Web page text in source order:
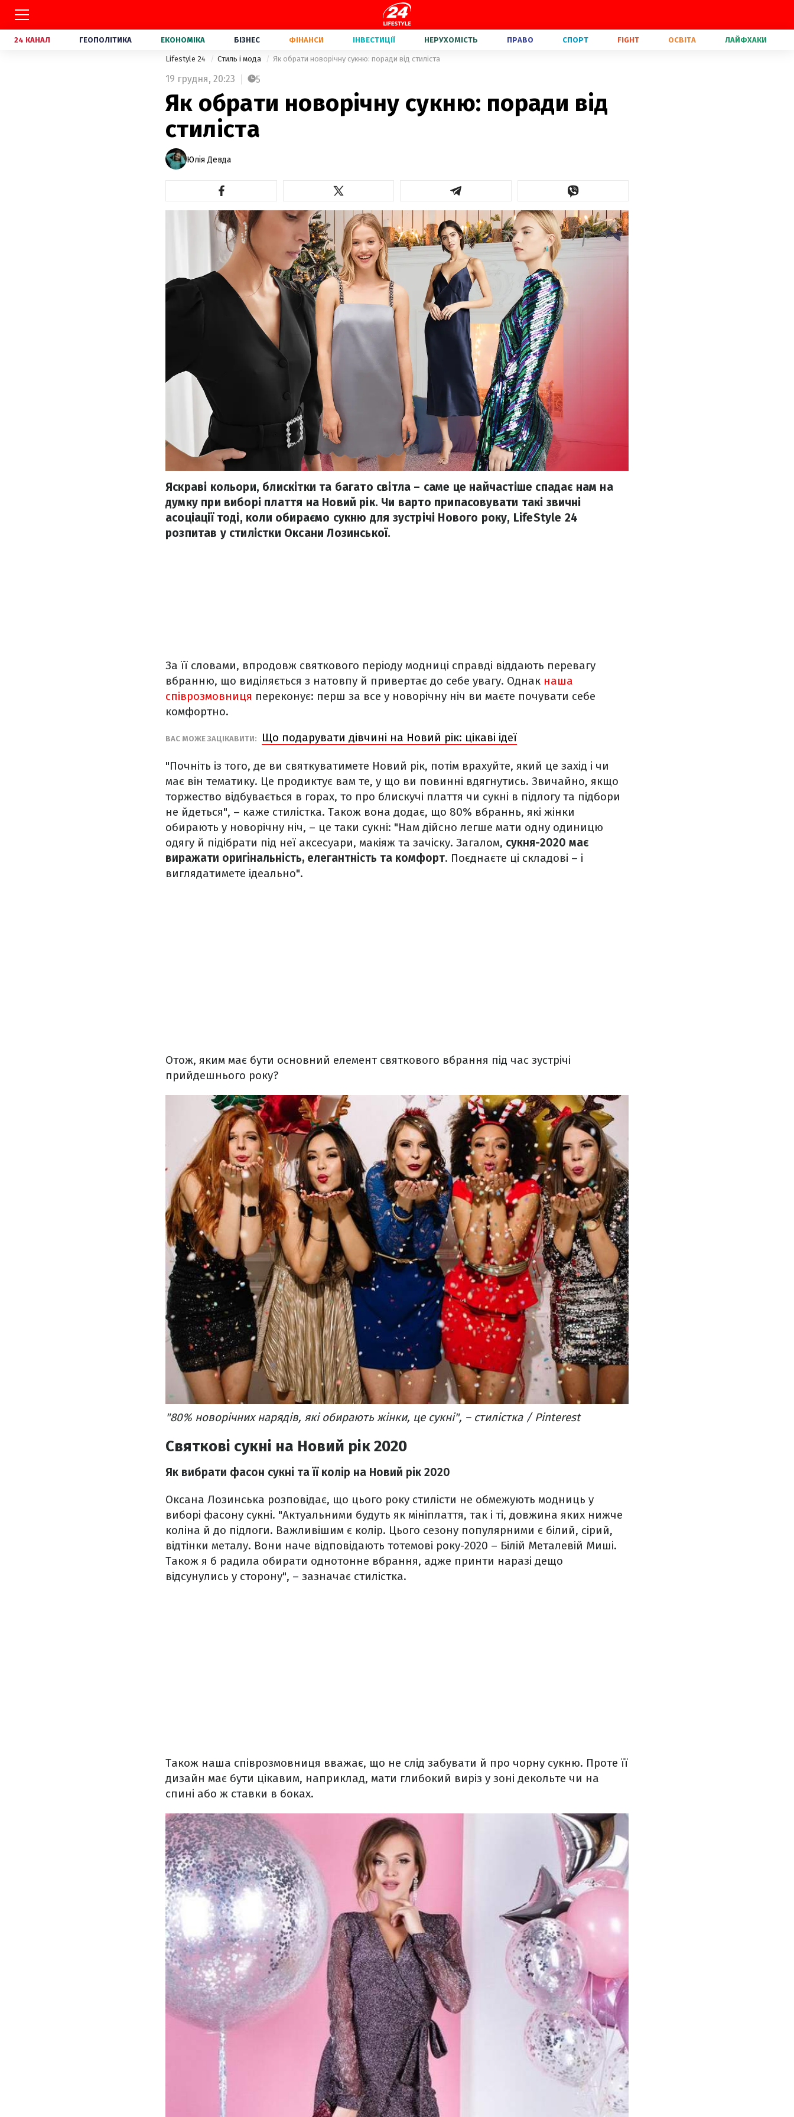
24 КАНАЛ ГЕОПОЛІТИКА ЕКОНОМІКА БІЗНЕС ФІНАНСИ ІНВЕСТИЦІЇ НЕРУХОМІСТЬ ПРАВО СПОРТ FIGHT ОСВІТА ЛАЙФХАКИ
Lifestyle 24 Стиль і мода Як обрати новорічну сукню: поради від стиліста
19 грудня, 20:23 5
Як обрати новорічну сукню: поради від
стиліста
Юлія Девда
Яскраві кольори, блискітки та багато світла – саме це найчастіше спадає нам на
думку при виборі плаття на Новий рік. Чи варто припасовувати такі звичні
асоціації тоді, коли обираємо сукню для зустрічі Нового року, LifeStyle 24
розпитав у стилістки Оксани Лозинської.
За її словами, впродовж святкового періоду модниці справді віддають перевагу
вбранню, що виділяється з натовпу й привертає до себе увагу. Однак наша
співрозмовниця переконує: перш за все у новорічну ніч ви маєте почувати себе
комфортно.
ВАС МОЖЕ ЗАЦІКАВИТИ: Що подарувати дівчині на Новий рік: цікаві ідеї
"Почніть із того, де ви святкуватимете Новий рік, потім врахуйте, який це захід і чи
має він тематику. Це продиктує вам те, у що ви повинні вдягнутись. Звичайно, якщо
торжество відбувається в горах, то про блискучі плаття чи сукні в підлогу та підбори
не йдеться", – каже стилістка. Також вона додає, що 80% вбраннь, які жінки
обирають у новорічну ніч, – це таки сукні: "Нам дійсно легше мати одну одиницю
одягу й підібрати під неї аксесуари, макіяж та зачіску. Загалом, сукня-2020 має
виражати оригінальність, елегантність та комфорт. Поєднаєте ці складові – і
виглядатимете ідеально".
Отож, яким має бути основний елемент святкового вбрання під час зустрічі
прийдешнього року?
"80% новорічних нарядів, які обирають жінки, це сукні", – стилістка / Pinterest
Святкові сукні на Новий рік 2020
Як вибрати фасон сукні та її колір на Новий рік 2020
Оксана Лозинська розповідає, що цього року стилісти не обмежують модниць у
виборі фасону сукні. "Актуальними будуть як мініплаття, так і ті, довжина яких нижче
коліна й до підлоги. Важливішим є колір. Цього сезону популярними є білий, сірий,
відтінки металу. Вони наче відповідають тотемові року-2020 – Білій Металевій Миші.
Також я б радила обирати однотонне вбрання, адже принти наразі дещо
відсунулись у сторону", – зазначає стилістка.
Також наша співрозмовниця вважає, що не слід забувати й про чорну сукню. Проте її
дизайн має бути цікавим, наприклад, мати глибокий виріз у зоні декольте чи на
спині або ж ставки в боках.